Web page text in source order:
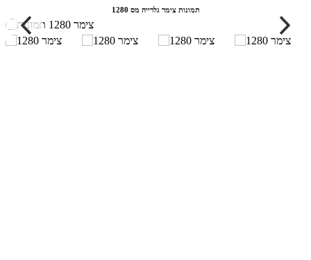
תמונות צימר גלרייה מס 1280